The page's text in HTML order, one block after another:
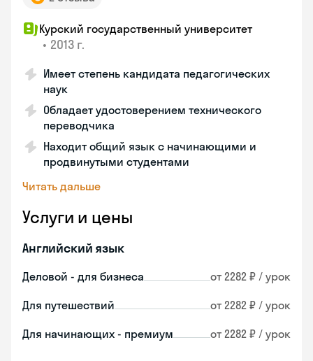
Курский государственный университет
• 2013 г.
Имеет степень кандидата педагогических
наук
Обладает удостоверением технического
переводчика
Находит общий язык с начинающими и
продвинутыми студентами
Читать дальше
Услуги и цены
Английский язык
Деловой - для бизнеса от 2282 ₽ / урок
Для путешествий от 2282 ₽ / урок
Для начинающих - премиум от 2282 ₽ / урок